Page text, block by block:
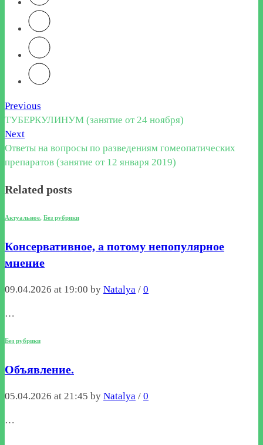
Previous
ТУБЕРКУЛИНУМ (занятие от 24 ноября)
Next
Ответы на вопросы по разведениям гомеопатических
препаратов (занятие от 12 января 2019)
Related posts
Актуальное, Без рубрики
Консервативное, а потому непопулярное
мнение
09.04.2026 at 19:00 by Natalya / 0
…
Без рубрики
Объявление.
05.04.2026 at 21:45 by Natalya / 0
…